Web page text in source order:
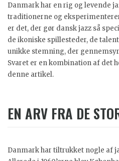
Danmark har en rig og levende
traditionerne og
er det, der gør dansk jazz så
de ikoniske spillesteder, de
unikke stemning, der
Svaret er en kombination af det
denne artikel.
EN ARV FRA DE
Danmark har tiltrukket nogle af